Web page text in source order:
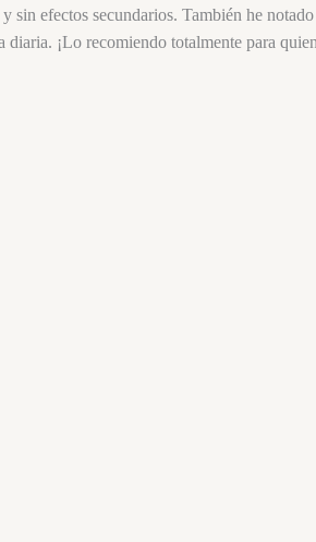
sin efectos secundarios. También he
¡Lo recomiendo totalmente para